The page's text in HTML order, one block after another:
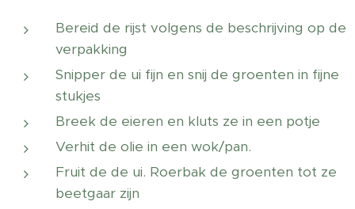
Bereid de rijst volgens de beschrijving op de
verpakking
Snipper de ui fijn en snij de groenten in fijne
stukjes
Breek de eieren en kluts ze in een potje
Verhit de olie in een wok/pan.
Fruit de de ui. Roerbak de groenten tot ze
beetgaar zijn